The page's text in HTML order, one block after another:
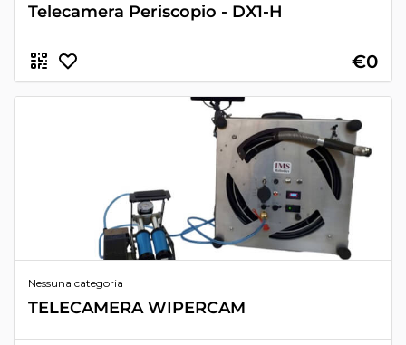
Telecamera Periscopio - DX1-H
€0
Nessuna categoria
TELECAMERA WIPERCAM